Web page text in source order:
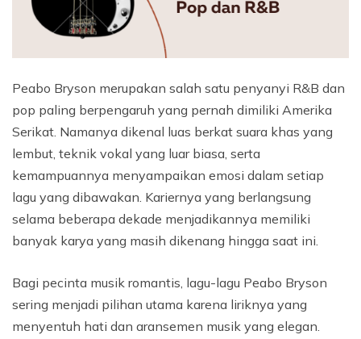
Peabo Bryson merupakan salah satu penyanyi R&B dan
pop paling berpengaruh yang pernah dimiliki Amerika
Serikat. Namanya dikenal luas berkat suara khas yang
lembut, teknik vokal yang luar biasa, serta
kemampuannya menyampaikan emosi dalam setiap
lagu yang dibawakan. Kariernya yang berlangsung
selama beberapa dekade menjadikannya memiliki
banyak karya yang masih dikenang hingga saat ini.
Bagi pecinta musik romantis, lagu-lagu Peabo Bryson
sering menjadi pilihan utama karena liriknya yang
menyentuh hati dan aransemen musik yang elegan.